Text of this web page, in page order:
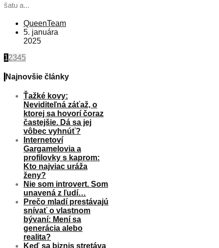
šatu a...
QueenTeam
5. januára
2025
12345
Najnovšie články
Ťažké kovy:
Neviditeľná záťaž, o
ktorej sa hovorí čoraz
častejšie. Dá sa jej
vôbec vyhnúť?
Internetoví
Gargamelovia a
profilovky s kaprom:
Kto najviac uráža
ženy?
Nie som introvert. Som
unavená z ľudí…
Prečo mladí prestávajú
snívať o vlastnom
bývaní: Mení sa
generácia alebo
realita?
Keď sa biznis stretáva